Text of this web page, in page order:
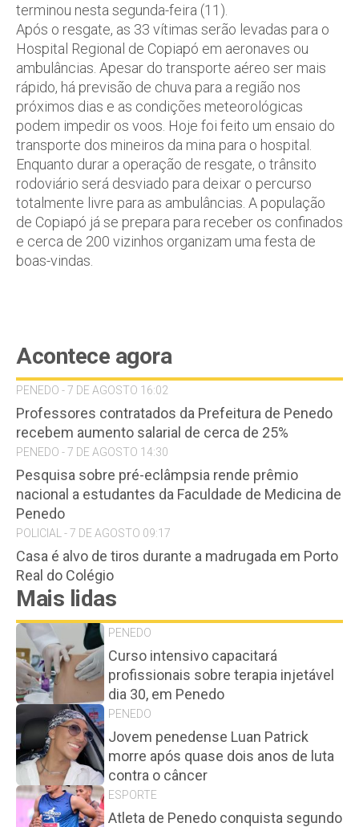
terminou nesta segunda-feira (11).
Após o resgate, as 33 vítimas serão levadas para o
Hospital Regional de Copiapó em aeronaves ou
ambulâncias. Apesar do transporte aéreo ser mais
rápido, há previsão de chuva para a região nos
próximos dias e as condições meteorológicas
podem impedir os voos. Hoje foi feito um ensaio do
transporte dos mineiros da mina para o hospital.
Enquanto durar a operação de resgate, o trânsito
rodoviário será desviado para deixar o percurso
totalmente livre para as ambulâncias. A população
de Copiapó já se prepara para receber os confinados
e cerca de 200 vizinhos organizam uma festa de
boas-vindas.
Acontece agora
PENEDO - 7 DE AGOSTO 16:02
Professores contratados da Prefeitura de Penedo
recebem aumento salarial de cerca de 25%
PENEDO - 7 DE AGOSTO 14:30
Pesquisa sobre pré-eclâmpsia rende prêmio
nacional a estudantes da Faculdade de Medicina de
Penedo
POLICIAL - 7 DE AGOSTO 09:17
Casa é alvo de tiros durante a madrugada em Porto
Real do Colégio
Mais lidas
PENEDO
Curso intensivo capacitará
profissionais sobre terapia injetável
dia 30, em Penedo
PENEDO
Jovem penedense Luan Patrick
morre após quase dois anos de luta
contra o câncer
ESPORTE
Atleta de Penedo conquista segundo